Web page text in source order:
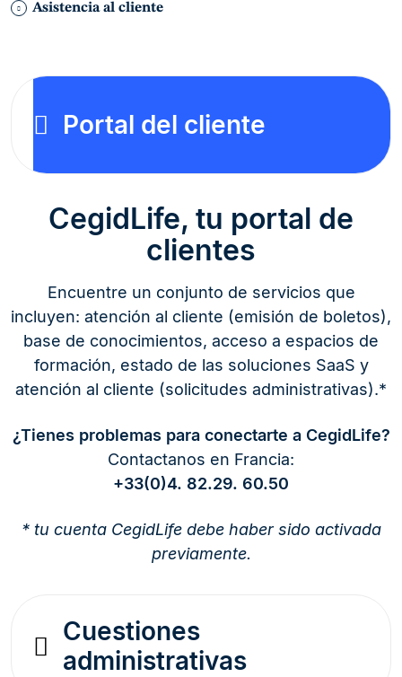
Asistencia al cliente
Portal del cliente
CegidLife, tu portal de
clientes
Encuentre un conjunto de servicios que
incluyen: atención al cliente (emisión de boletos),
base de conocimientos, acceso a espacios de
formación, estado de las soluciones SaaS y
atención al cliente (solicitudes administrativas).*
¿Tienes problemas para conectarte a CegidLife?
Contactanos en Francia:
+33(0)4. 82.29. 60.50
* tu cuenta CegidLife debe haber sido activada
previamente.
Cuestiones
administrativas